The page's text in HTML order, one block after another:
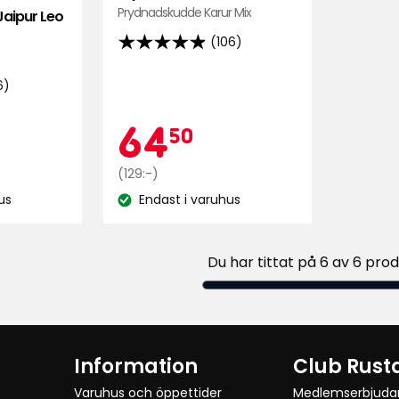
Leo
Prydnadskudde Karur Mix
(106)
4.9
baserat
på
106
recensioner
6450
kr
Ordinarie
pris
129
(129:-)
Lagersaldo:
Endast i varuhus
Du har tittat på 6 av 6
Information
Varuhus och öppettider
Club